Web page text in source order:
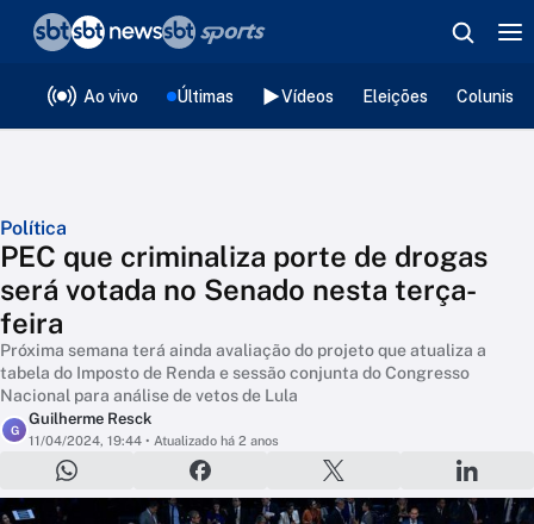
Ao vivo Últimas Vídeos Eleições
Política
PEC que criminaliza porte de drogas
será votada no Senado nesta terça-
feira
Próxima semana terá ainda avaliação do projeto que atualiza a
tabela do Imposto de Renda e sessão conjunta do Congresso
Nacional para análise de vetos de Lula
G
Guilherme Resck
11/04/2024, 19:44 • Atualizado há 2 anos
❮voltar
Editorias